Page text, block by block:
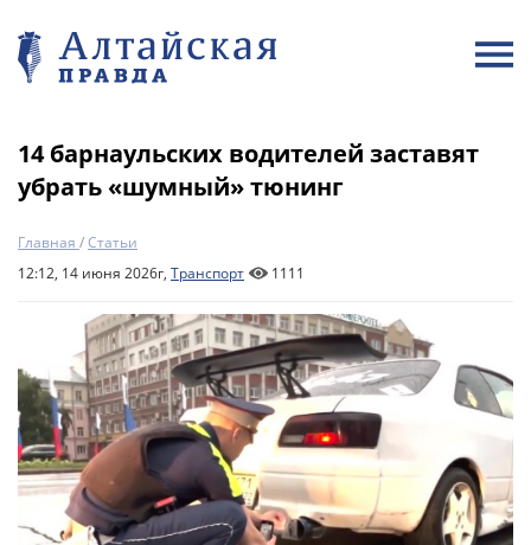
14 барнаульских водителей заставят
убрать «шумный» тюнинг
Главная /Статьи
12:12, 14 июня 2026г, Транспорт 1111